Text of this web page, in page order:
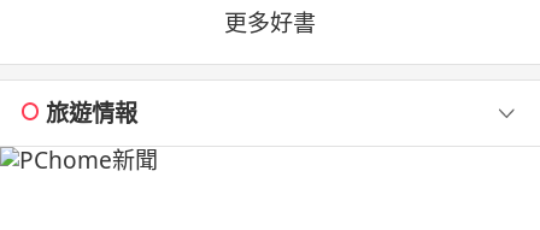
期：2026-07-31 00:00:00 新聞告訴
你，今天哪裡又開火； 這本書告訴
你，世界為什麼走到今天。
更多好書
旅遊情報